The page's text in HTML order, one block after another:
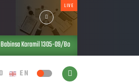
LIVE
Babinsa Koramil 1305-09/Bokat Turun Langsung